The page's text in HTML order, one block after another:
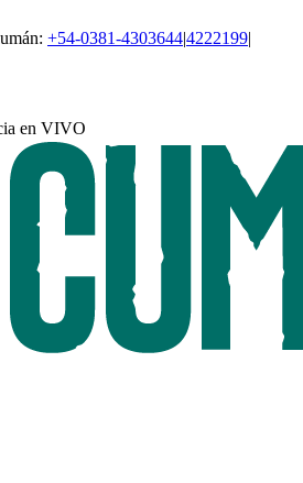
+54-0381-4303644|4222199|
en VIVO